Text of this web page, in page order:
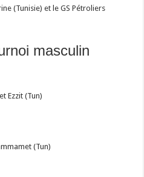
(Tunisie) et le GS Pétroliers
masculin
Ezzit (Tun)
(Tun)